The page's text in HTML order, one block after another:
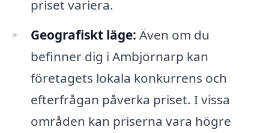
priset variera.
Geografiskt läge: Även om du
befinner dig i Ambjörnarp kan
företagets lokala konkurrens och
efterfrågan påverka priset. I vissa
områden kan priserna vara högre